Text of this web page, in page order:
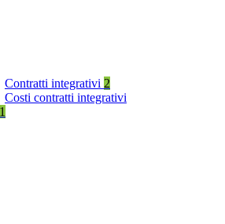
Contratti integrativi 2
Costi contratti integrativi
1